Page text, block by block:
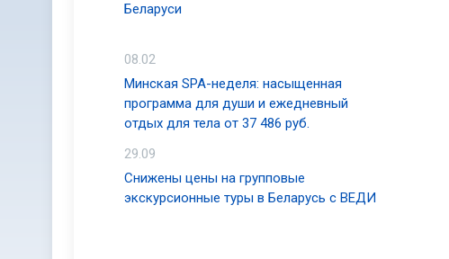
Беларуси
08.02
Минская SPA-неделя: насыщенная
программа для души и ежедневный
отдых для тела от 37 486 руб.
29.09
Снижены цены на групповые
экскурсионные туры в Беларусь с ВЕДИ